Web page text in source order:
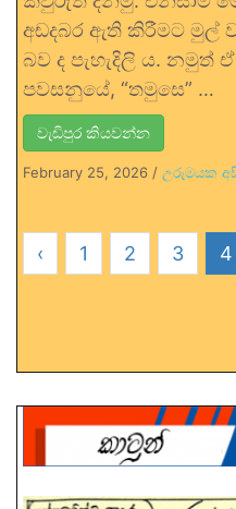
අඬදබර ඇති කිරීමට මුල්
බව ද පැහැදිලි ය.
පවසනුයේ, “තමුසෙ” …
වැඩිපුර කියවන්න
February 25, 2026 / උරුමයක
‹ 1 2 3 4